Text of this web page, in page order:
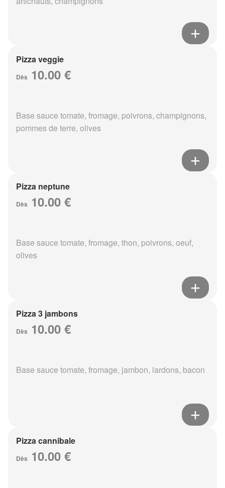
Pizza veggie
Dès 10.00 €
Base sauce tomate, fromage, poivrons, champignons,
pommes de terre, olives
Pizza neptune
Dès 10.00 €
Base sauce tomate, fromage, thon, poivrons, oeuf,
olives
Pizza 3 jambons
Dès 10.00 €
Base sauce tomate, fromage, jambon, lardons, bacon
Pizza cannibale
Dès 10.00 €